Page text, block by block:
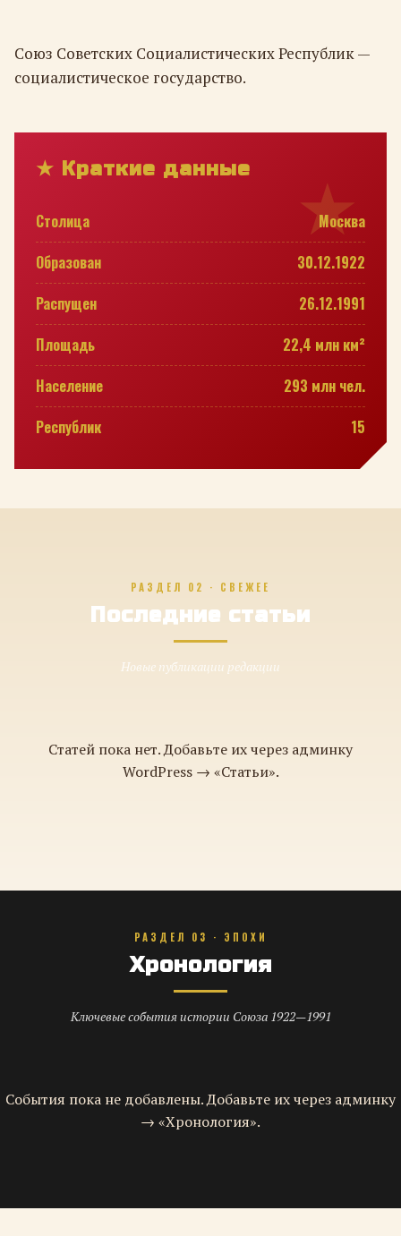
Союз Советских Социалистических Республик —
социалистическое государство.
★ Краткие данные
Столица
Москва
Образован
30.12.1922
Распущен
26.12.1991
Площадь
22,4 млн км²
Население
293 млн чел.
Республик
15
РАЗДЕЛ 02 · СВЕЖЕЕ
Последние статьи
Новые публикации редакции
Статей пока нет. Добавьте их через админку
WordPress → «Статьи».
РАЗДЕЛ 03 · ЭПОХИ
Хронология
Ключевые события истории Союза 1922—1991
События пока не добавлены. Добавьте их через админку
→ «Хронология».